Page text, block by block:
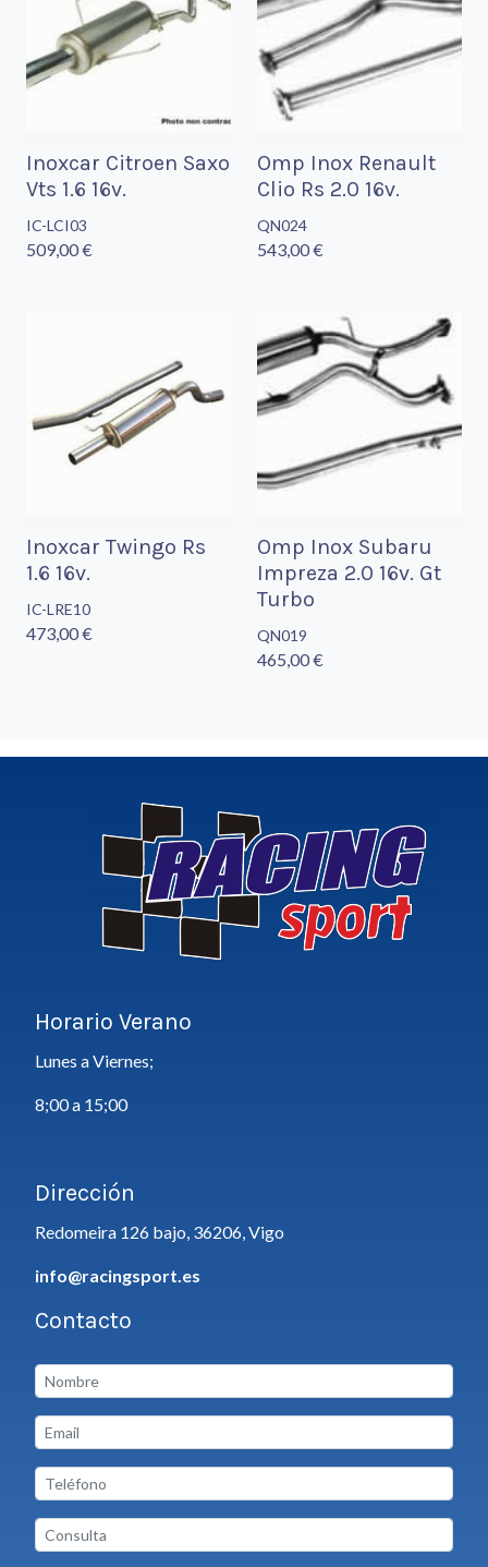
Inoxcar Citroen Saxo
Vts 1.6 16v.
IC-LCI03
509,00 €
Omp Inox Renault
Clio Rs 2.0 16v.
QN024
543,00 €
Inoxcar Twingo Rs
1.6 16v.
IC-LRE10
473,00 €
Omp Inox Subaru
Impreza 2.0 16v. Gt
Turbo
QN019
465,00 €
Horario Verano
Lunes a Viernes;
8;00 a 15;00
Dirección
Redomeira 126 bajo, 36206, Vigo
info@racingsport.es
Contacto